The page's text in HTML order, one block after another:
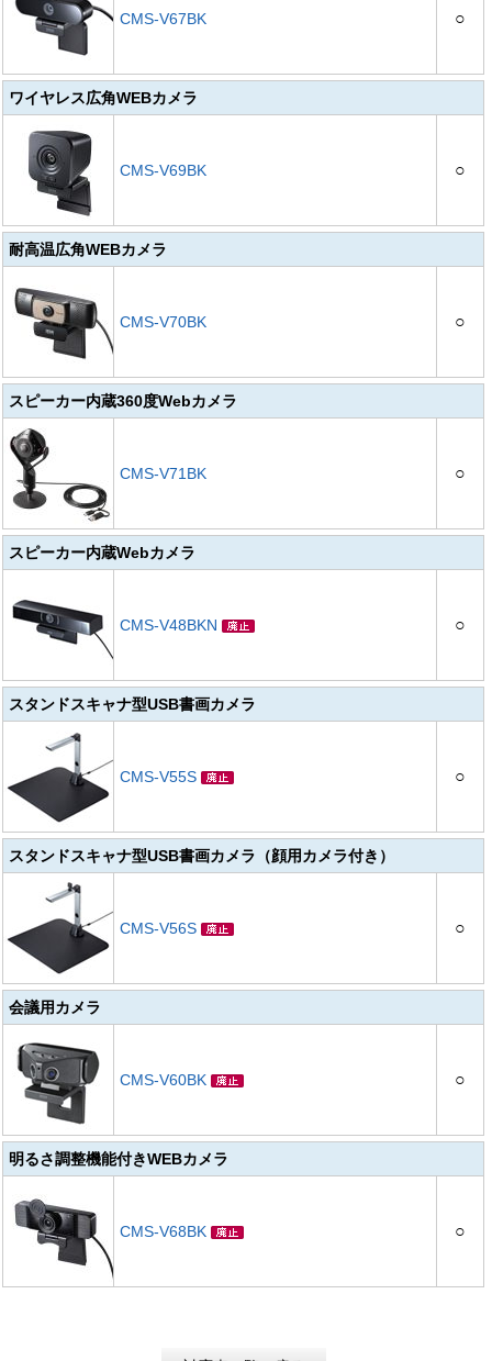
CMS-V67BK ○
ワイヤレス広角WEBカメラ
CMS-V69BK ○
耐高温広角WEBカメラ
CMS-V70BK ○
スピーカー内蔵360度Webカメラ
CMS-V71BK ○
スピーカー内蔵Webカメラ
CMS-V48BKN ○
スタンドスキャナ型USB書画カメラ
CMS-V55S ○
スタンドスキャナ型USB書画カメラ（顔用カメラ付き）
CMS-V56S ○
会議用カメラ
CMS-V60BK ○
明るさ調整機能付きWEBカメラ
CMS-V68BK ○